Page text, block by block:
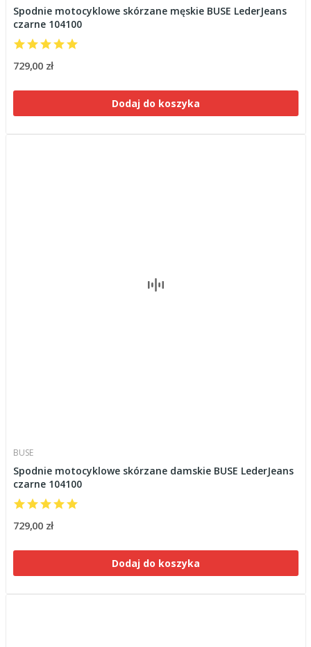
Spodnie motocyklowe skórzane męskie BUSE LederJeans
czarne 104100
729,00 zł
Dodaj do koszyka
BUSE
Spodnie motocyklowe skórzane damskie BUSE LederJeans
czarne 104100
729,00 zł
Dodaj do koszyka